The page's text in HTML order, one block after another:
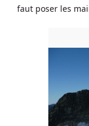
faut poser les